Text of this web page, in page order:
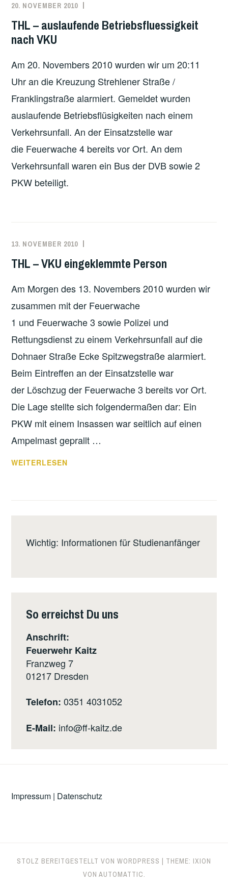
20. NOVEMBER 2010
THL – auslaufende Betriebsfluessigkeit
nach VKU
Am 20. Novembers 2010 wurden wir um 20:11
Uhr an die Kreuzung Strehlener Straße /
Franklingstraße alarmiert. Gemeldet wurden
auslaufende Betriebsflüsigkeiten nach einem
Verkehrsunfall. An der Einsatzstelle war
die Feuerwache 4 bereits vor Ort. An dem
Verkehrsunfall waren ein Bus der DVB sowie 2
PKW beteiligt.
13. NOVEMBER 2010
KÄPPLER
THL – VKU eingeklemmte Person
Am Morgen des 13. Novembers 2010 wurden wir
zusammen mit der Feuerwache
1 und Feuerwache 3 sowie Polizei und
Rettungsdienst zu einem Verkehrsunfall auf die
Dohnaer Straße Ecke Spitzwegstraße alarmiert.
Beim Eintreffen an der Einsatzstelle war
der Löschzug der Feuerwache 3 bereits vor Ort.
Die Lage stellte sich folgendermaßen dar: Ein
PKW mit einem Insassen war seitlich auf einen
Ampelmast geprallt …
THL
WEITERLESEN
Wichtig: Informationen für Studienanfänger
So erreichst Du uns
Anschrift:
Feuerwehr Kaitz
Franzweg 7
01217 Dresden
Telefon:0351 4031052
E-Mail: info@ff-kaitz.de
Impressum | Datenschutz
STOLZ BEREITGESTELLT VON WORDPRESS
THEME: IXION
VON AUTOMATTIC.